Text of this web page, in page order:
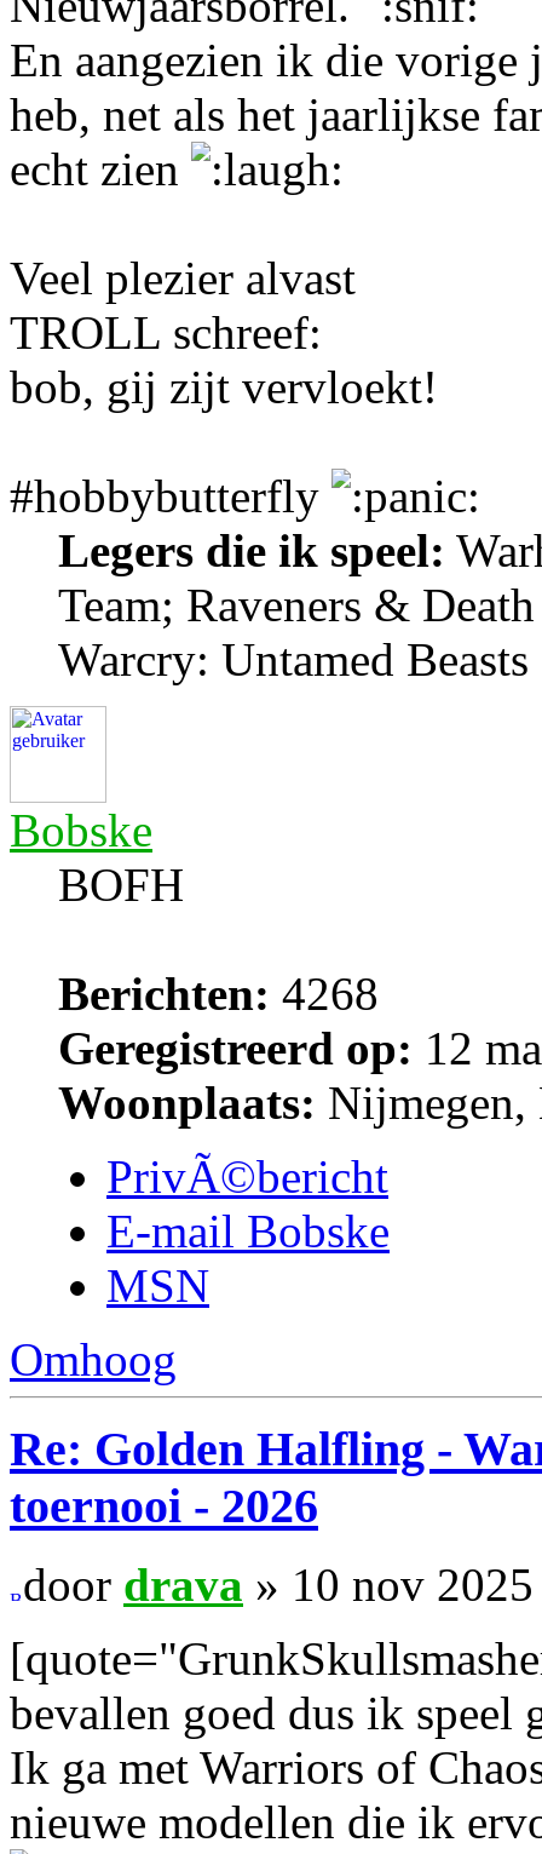
En aangezien ik die vorige
heb, net als het jaarlijkse
echt zien
Veel plezier alvast
TROLL schreef:
bob, gij zijt vervloekt!
#hobbybutterfly
Legers die ik speel:
Team; Raveners &
Warcry: Untamed Beasts
Bobske
BOFH
Berichten: 4268
Geregistreerd op: 12
Woonplaats:
PrivÃ©bericht
E-mail Bobske
MSN
Omhoog
Re: Golden Halfling -
toernooi - 2026
door drava » 10 nov
bevallen goed dus ik speel
Ik ga met Warriors of
nieuwe modellen die ik